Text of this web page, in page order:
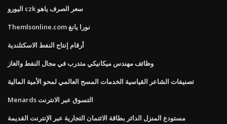
اليورو czk سعر الصرف ياهو
Themlsonline.com نورا يانغ
أرقام إنتاج النفط الاسكتلندية
وظائف مهندس ميكانيكي متدرب في مجال النفط والغاز
تصنيفات الشاعر القياسية الخدمات المسح العالمي لمحو الأمية المالية
Menards التسوق عبر الانترنت
مستودع المنزل الدائر بطاقة الائتمان التجارية عبر الإنترنت القديمة